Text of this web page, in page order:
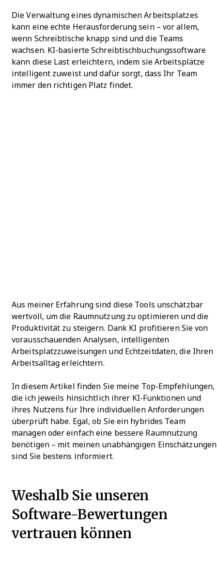
Die Verwaltung eines dynamischen Arbeitsplatzes
kann eine echte Herausforderung sein – vor allem,
wenn Schreibtische knapp sind und die Teams
wachsen. KI-basierte Schreibtischbuchungssoftware
kann diese Last erleichtern, indem sie Arbeitsplätze
intelligent zuweist und dafür sorgt, dass Ihr Team
immer den richtigen Platz findet.
Aus meiner Erfahrung sind diese Tools unschätzbar
wertvoll, um die Raumnutzung zu optimieren und die
Produktivität zu steigern. Dank KI profitieren Sie von
vorausschauenden Analysen, intelligenten
Arbeitsplatzzuweisungen und Echtzeitdaten, die Ihren
Arbeitsalltag erleichtern.
In diesem Artikel finden Sie meine Top-Empfehlungen,
die ich jeweils hinsichtlich ihrer KI-Funktionen und
ihres Nutzens für Ihre individuellen Anforderungen
überprüft habe. Egal, ob Sie ein hybrides Team
managen oder einfach eine bessere Raumnutzung
benötigen – mit meinen unabhängigen Einschätzungen
sind Sie bestens informiert.
Weshalb Sie unseren
Software-Bewertungen
vertrauen können